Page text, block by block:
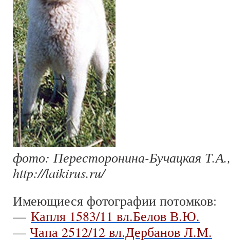
фото: Пересторонина-Бучацкая
http://laikirus.ru/
Имеющиеся фотографии потомков:
— Капля 1583/11 вл.Белов В.Ю.
— Чапа 2512/12 вл.Дербанов Л.М.